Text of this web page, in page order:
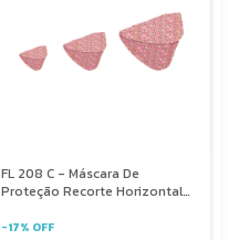
FL 208 C - Máscara De
Proteção Recorte Horizontal
-17% OFF